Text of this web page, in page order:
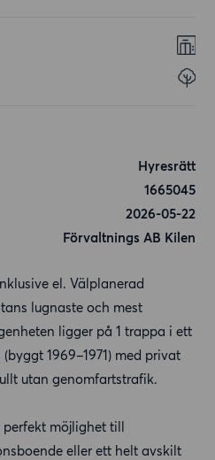
Hyresrätt
1665045
2026-05-22
Förvaltnings AB Kilen
el. Välplanerad
lugnaste och mest
ligger på 1 trappa i ett
1969–1971) med privat
utan genomfartstrafik.
möjlighet till
eller ett helt avskilt